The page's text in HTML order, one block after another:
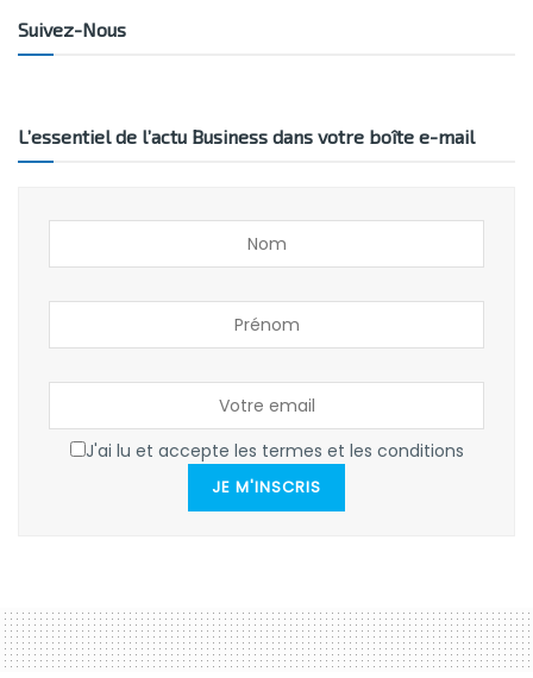
Suivez-Nous
L’essentiel de l’actu Business dans votre boîte e-mail
J'ai lu et accepte les termes et les conditions
JE M'INSCRIS